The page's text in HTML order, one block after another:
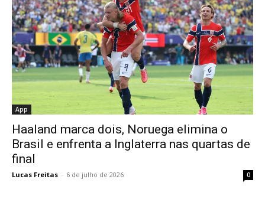
App
Haaland marca dois, Noruega elimina o
Brasil e enfrenta a Inglaterra nas quartas de
final
Lucas Freitas - 6 de julho de 2026 0